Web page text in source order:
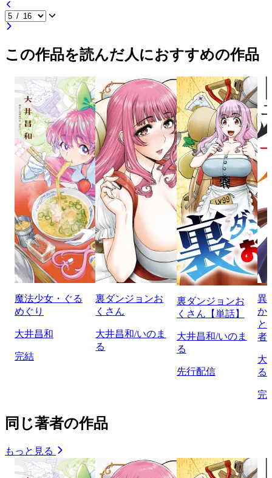
この作品を読んだ人におすすめの作品
魔法少女・ぐる
めぐり
大井昌和
完結
裏ダンジョンお
くさん
大井昌和/いのま
る
裏ダンジョンお
くさん【単話】
大井昌和/いのま
る
先行配信
異
か
と
者
大
る
完
同じ著者の作品
もっと見る